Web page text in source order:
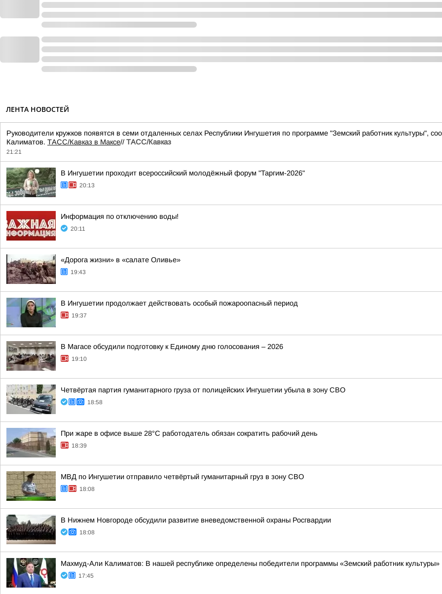
ЛЕНТА НОВОСТЕЙ
Руководители кружков появятся в семи отдаленных селах Республики Ингушетия по программе "Земский работник культуры",
Калиматов. ТАСС/Кавказ в Максе// ТАСС/Кавказ
21:21
В Ингушетии проходит всероссийский молодёжный форум "Таргим-2026"
20:13
Информация по отключению воды!
20:11
«Дорога жизни» в «салате Оливье»
19:43
В Ингушетии продолжает действовать особый пожароопасный период
19:37
В Магасе обсудили подготовку к Единому дню голосования – 2026
19:10
Четвёртая партия гуманитарного груза от полицейских Ингушетии убыла в зону СВО
18:58
При жаре в офисе выше 28°C работодатель обязан сократить рабочий день
18:39
МВД по Ингушетии отправило четвёртый гуманитарный груз в зону СВО
18:08
В Нижнем Новгороде обсудили развитие вневедомственной охраны Росгвардии
18:08
Махмуд-Али Калиматов: В нашей республике определены победители программы «Земский работник культуры»
17:45